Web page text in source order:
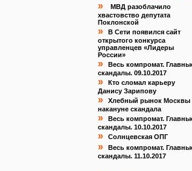
»
МВД разоблачило
хвастовство депутата
Поклонской
»
В Сети появился сайт
открытого конкурса
управленцев «Лидеры
России»
»
Весь компромат.
скандалы. 09.10.2017
»
Кто сломал карьеру
Данису Зарипову
»
Хлебный рынок Москвы
накануне скандала
»
Весь компромат.
скандалы. 10.10.2017
» Солнцевская ОПГ
»
Весь компромат.
скандалы. 11.10.2017